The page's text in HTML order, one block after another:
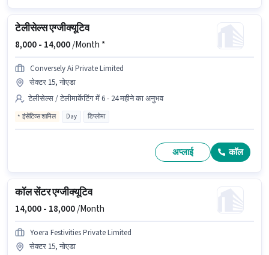
टेलीसेल्स एग्जीक्यूटिव
8,000 - 14,000/Month *
Conversely Ai Private Limited
सेक्टर 15, नोएडा
टेलीसेल्स / टेलीमार्केटिंग में 6 - 24 महीने का अनुभव
इंसेंटिव्स शामिल Day डिप्लोमा
अप्लाई कॉल
कॉल सेंटर एग्जीक्यूटिव
14,000 - 18,000/Month
Yoera Festivities Private Limited
सेक्टर 15, नोएडा